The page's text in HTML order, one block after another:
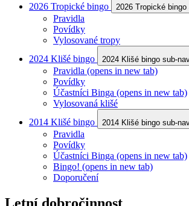
2026 Tropické bingo 2026 Tropické
Pravidla
Povídky
Vylosované tropy
2024 Klišé bingo
2024 Klišé bingo sub-
Pravidla (opens in new tab)
Povídky
Účastníci Binga (opens in new tab)
Vylosovaná klišé
2014 Klišé bingo
2014 Klišé bingo sub-
Pravidla
Povídky
Účastníci Binga (opens in new tab)
Bingo! (opens in new tab)
Doporučení
Letní dobročinnost